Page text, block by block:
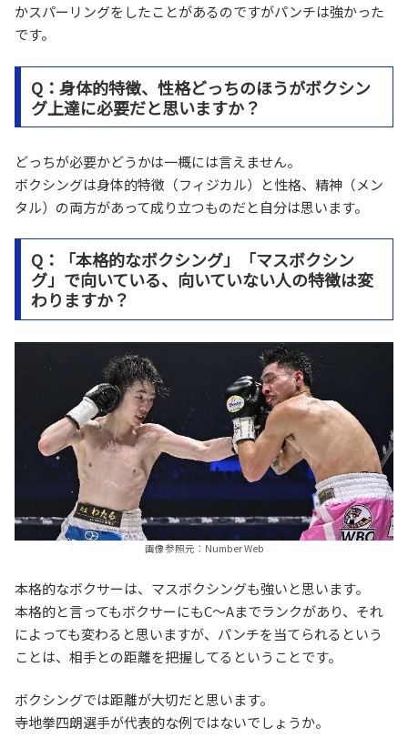
かスパーリングをしたことがあるのですがパンチは強かった
です。
Q：身体的特徴、性格どっちのほうがボクシン
グ上達に必要だと思いますか？
どっちが必要かどうかは一概には言えません。
ボクシングは身体的特徴（フィジカル）と性格、精神（メン
タル）の両方があって成り立つものだと自分は思います。
Q：「本格的なボクシング」「マスボクシン
グ」で向いている、向いていない人の特徴は変
わりますか？
画像参照元：Number Web
本格的なボクサーは、マスボクシングも強いと思います。
本格的と言ってもボクサーにもC〜Aまでランクがあり、それ
によっても変わると思いますが、パンチを当てられるという
ことは、相手との距離を把握してるということです。
ボクシングでは距離が大切だと思います。
寺地拳四朗選手が代表的な例ではないでしょうか。